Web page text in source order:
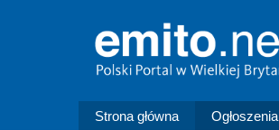
Strona główna Ogłoszenia